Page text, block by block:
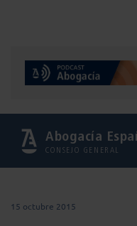
Abogacía
CONSEJO GENERAL
15 octubre 2015